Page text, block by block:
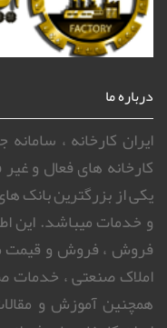
درباره ما
ایران کارخانه ،
کارخانه های فعال و
یکی از بزرگترین بانک
و خدمات میباشد. این
فروش ، فروش و قیمت
املاک صنعتی ، خدمات
همچنین آموزش و